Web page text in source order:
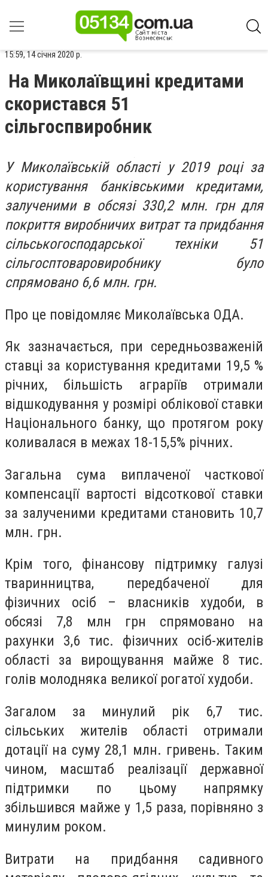
15:59, 14 січня 2020 р.
На Миколаївщині кредитами
скористався 51
сільгоспвиробник
У Миколаївській області у 2019 році за
користування банківськими кредитами,
залученими в обсязі 330,2 млн. грн для
покриття виробничих витрат та придбання
сільськогосподарської техніки 51
сільгосптоваровиробнику було
спрямовано 6,6 млн. грн.
Про це повідомляє Миколаївська ОДА.
Як зазначається, при середньозваженій
ставці за користування кредитами 19,5 %
річних, більшість аграріїв отримали
відшкодування у розмірі облікової ставки
Національного банку, що протягом року
коливалася в межах 18-15,5% річних.
Загальна сума виплаченої часткової
компенсації вартості відсоткової ставки
за залученими кредитами становить 10,7
млн. грн.
Крім того, фінансову підтримку галузі
тваринництва, передбаченої для
фізичних осіб – власників худоби, в
обсязі 7,8 млн грн спрямовано на
рахунки 3,6 тис. фізичних осіб-жителів
області за вирощування майже 8 тис.
голів молодняка великої рогатої худоби.
Загалом за минулий рік 6,7 тис.
сільських жителів області отримали
дотації на суму 28,1 млн. гривень. Таким
чином, масштаб реалізації державної
підтримки по цьому напрямку
збільшився майже у 1,5 раза, порівняно з
минулим роком.
Витрати на придбання садивного